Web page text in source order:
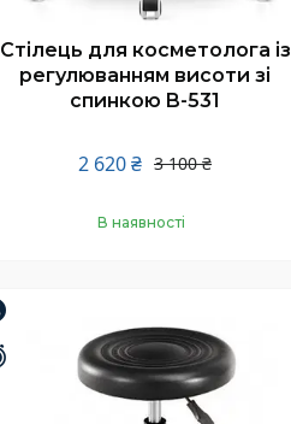
Стілець для косметолога із
регулюванням висоти зі
спинкою B-531
3 100 ₴
2 620 ₴
В наявності
Залишилось 25 днів